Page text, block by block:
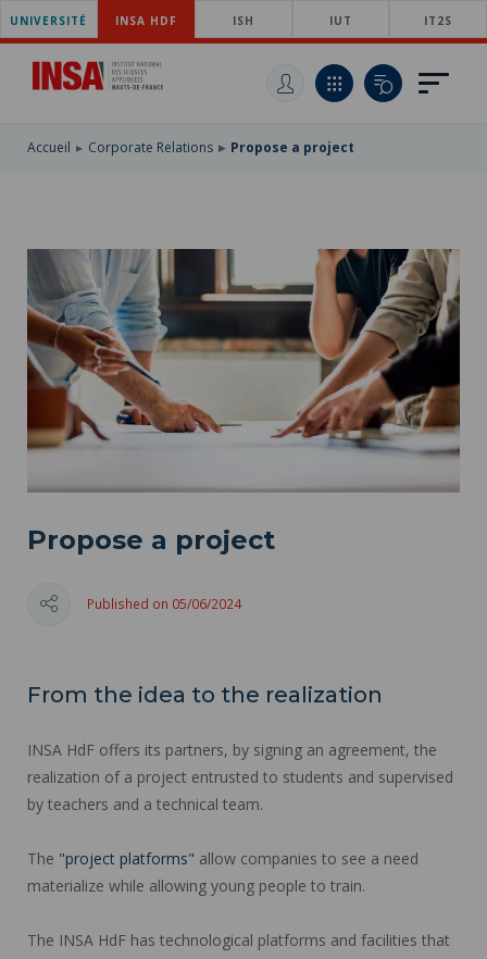
SKIP
TO
MAIN
NAVIGATION
SKIP
MAIN
SKIP
UNIVERSITÉ INSA HDF ISH IUT IT2S
Accueil Corporate Relations Propose a project
Propose a project
Published on 05/06/2024
From the idea to the realization
INSA HdF offers its partners, by signing an agreement, the
realization of a project entrusted to students and supervised
by teachers and a technical team.
The "project platforms" allow companies to see a need
materialize while allowing young people to train.
The INSA HdF has technological platforms and facilities that